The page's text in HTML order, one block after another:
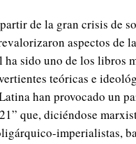
de la gran crisis de
aspectos de
ha sido uno de los libros
teóricas e
han provocado un
que, diciéndose
imperialistas,